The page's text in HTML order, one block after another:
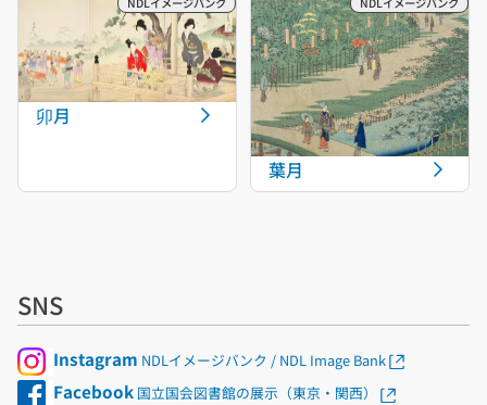
卯月
葉月
SNS
Instagram NDLイメージバンク / NDL Image Bank
Facebook 国立国会図書館の展示（東京・関西）